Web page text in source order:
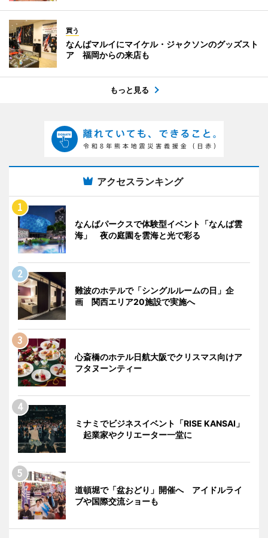
買う
なんばマルイにマイケル・ジャクソンのグッズスト
ア 福岡からの来店も
もっと見る
アクセスランキング
なんばパークスで体験型イベント「なんば雲
海」 夜の庭園を雲海と光で彩る
難波のホテルで「シングルルームの日」企
画 関西エリア20施設で実施へ
心斎橋のホテル日航大阪でクリスマス向けア
フタヌーンティー
ミナミでビジネスイベント「RISE KANSAI」
起業家やクリエーター一堂に
道頓堀で「盆おどり」開催へ アイドルライ
ブや国際交流ショーも